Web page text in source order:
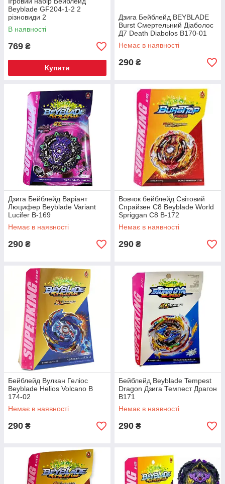
Beyblade GF204-1-2 2
різновиди 2
В наявності
769 ₴
Купити
Дзига Бейблейд BEYBLADE
Burst Смертельний Діаболос
Д7 Death Diabolos В170-01
Немає в наявності
290 ₴
Дзига Бейблейд Варіант
Люцифер Beyblade Variant
Lucifer B-169
Немає в наявності
290 ₴
Вовчок бейблейд Світовий
Спрайзен С8 Beyblade World
Spriggan C8 B-172
Немає в наявності
290 ₴
Бейблейд Вулкан Геліос
Beyblade Helios Volcano B
174-02
Немає в наявності
290 ₴
Бейблейд Beyblade Tempest
Dragon Дзига Темпест Драгон
В171
Немає в наявності
290 ₴